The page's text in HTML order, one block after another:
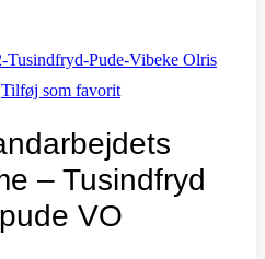
Tilføj som favorit
– Tusindfryd
pude VO